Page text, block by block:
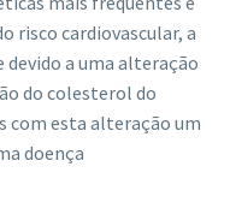
risco cardiovascular, a
a uma alteração
do colesterol do
com esta alteração um
doença